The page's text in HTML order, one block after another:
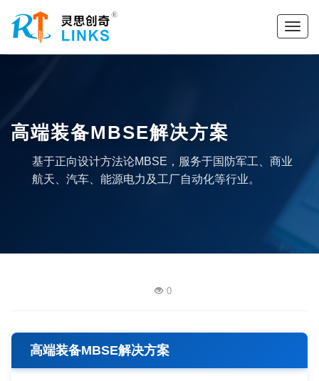
高端装备MBSE解决方案
基于正向设计方法论MBSE，服务于国防军工、商业
航天、汽车、能源电力及工厂自动化等行业。
0
高端装备MBSE解决方案